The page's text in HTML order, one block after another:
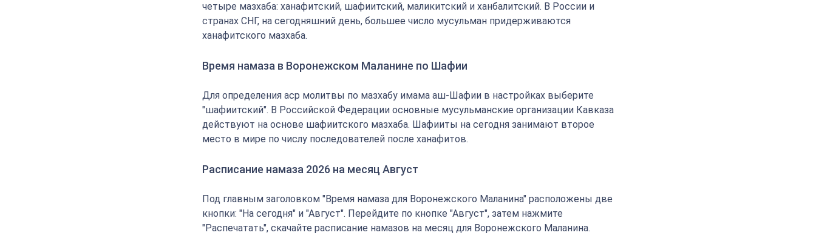
четыре мазхаба: ханафитский, шафиитский, маликитский и ханбалитский. В России и
странах СНГ, на сегодняшний день, большее число мусульман придерживаются
ханафитского мазхаба.
Время намаза в Воронежском Маланине по Шафии
Для определения аср молитвы по мазхабу имама аш-Шафии в настройках выберите
"шафиитский". В Российской Федерации основные мусульманские организации Кавказа
действуют на основе шафиитского мазхаба. Шафииты на сегодня занимают второе
место в мире по числу последователей после ханафитов.
Расписание намаза 2026 на месяц Август
Под главным заголовком "Время намаза для Воронежского Маланина" расположены две
кнопки: "На сегодня" и "Август". Перейдите по кнопке "Август", затем нажмите
"Распечатать", скачайте расписание намазов на месяц для Воронежского Маланина.